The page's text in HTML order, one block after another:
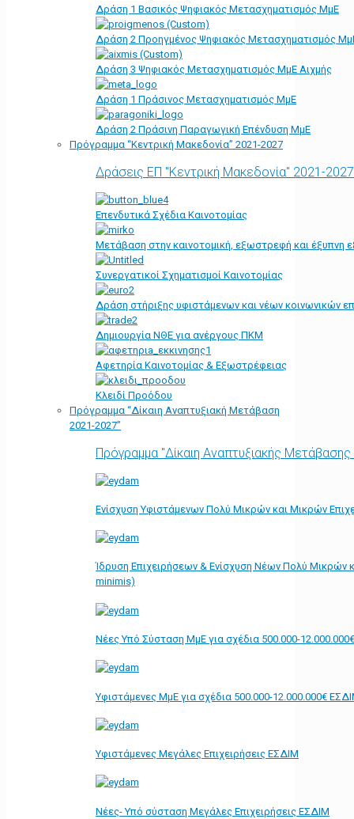
Δράση 1 Βασικός Ψηφιακός Μετασχηματισμός ΜμΕ
Δράση 2 Προηγμένος Ψηφιακός Μετασχηματισμός
Δράση 3 Ψηφιακός Μετασχηματισμός ΜμΕ Αιχμής
Δράση 1 Πράσινος Μετασχηματισμός ΜμΕ
Δράση 2 Πράσινη Παραγωγική Επένδυση ΜμΕ
Πρόγραμμα “Κεντρική Μακεδονία” 2021-2027
Δράσεις ΕΠ "Κεντρική Μακεδονία" 2021-2027
Επενδυτικά Σχέδια Καινοτομίας
Μετάβαση στην καινοτομική, εξωστρεφή και έξυπνη
Συνεργατικοί Σχηματισμοί Καινοτομίας
Δράση στήριξης υφιστάμενων και νέων κοινωνικών
Δημιουργία ΝΘΕ για ανέργους ΠΚΜ
Αφετηρία Kαινοτομίας & Εξωστρέφειας
Κλειδί Προόδου
Πρόγραμμα “Δίκαιη Αναπτυξιακή Μετάβαση
2021-2027”
Πρόγραμμα "Δίκαιη Αναπτυξιακής
Ενίσχυση Υφιστάμενων Πολύ Μικρών και Μικρών
Ίδρυση Επιχειρήσεων & Ενίσχυση Νέων Πολύ Μικρών
minimis)
Νέες Υπό Σύσταση ΜμΕ για σχέδια 500.000-
Υφιστάμενες ΜμΕ για σχέδια 500.000-12.000.000€
Υφιστάμενες Μεγάλες Επιχειρήσεις ΕΣΔΙΜ
Νέες- Υπό σύσταση Μεγάλες Επιχειρήσεις ΕΣΔΙΜ